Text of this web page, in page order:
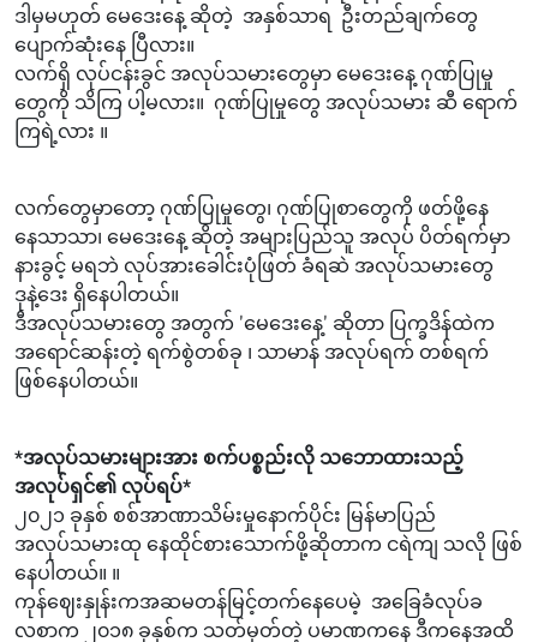
ဒါမှမဟုတ် မေဒေးနေ့ ဆိုတဲ့ အနှစ်သာရ ဦးတည်ချက်တွေ
ပျောက်ဆုံးနေ ပြီလား။
လက်ရှိ လုပ်ငန်းခွင် အလုပ်သမားတွေမှာ မေဒေးနေ့ ဂုဏ်ပြုမှု
တွေကို သိကြ ပါ့မလား။ ဂုဏ်ပြုမှုတွေ အလုပ်သမား ဆီ ရောက်
ကြရဲ့လား ။
လက်တွေမှာတော့ ဂုဏ်ပြုမှုတွေ၊ ဂုဏ်ပြုစာတွေကို ဖတ်ဖို့နေ
နေသာသာ၊ မေဒေးနေ့ ဆိုတဲ့ အများပြည်သူ အလုပ် ပိတ်ရက်မှာ
နားခွင့် မရဘဲ လုပ်အားခေါင်းပုံဖြတ် ခံရဆဲ အလုပ်သမားတွေ
ဒုနဲ့ဒေး ရှိနေပါတယ်။
ဒီအလုပ်သမားတွေ အတွက် 'မေဒေးနေ့' ဆိုတာ ပြက္ခဒိန်ထဲက
အရောင်ဆန်းတဲ့ ရက်စွဲတစ်ခု ၊ သာမာန် အလုပ်ရက် တစ်ရက်
ဖြစ်နေပါတယ်။
*အလုပ်သမားများအား စက်ပစ္စည်းလို သဘောထားသည့်
အလုပ်ရှင်၏ လုပ်ရပ်*
၂၀၂၁ ခုနှစ် စစ်အာဏာသိမ်းမှုနောက်ပိုင်း မြန်မာပြည်
အလုပ်သမားထု နေထိုင်စားသောက်ဖို့ဆိုတာက ငရဲကျ သလို ဖြစ်
နေပါတယ်။ ။
ကုန်ဈေးနှုန်းကအဆမတန်မြင့်တက်နေပေမဲ့ အခြေခံလုပ်ခ
လစာက ၂၀၁၈ ခုနှစ်က သတ်မှတ်တဲ့ ပမာဏကနေ ဒီကနေအထိ